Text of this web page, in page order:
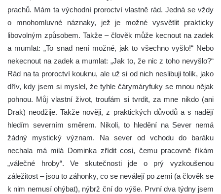
prachů. Mám ta východní proroctví vlastně rád. Jedná se vždy
o mnohomluvné náznaky, jež je možné vysvětlit prakticky
libovolným způsobem. Takže – člověk může kecnout na zadek
a mumlat: „To snad není možné, jak to všechno vyšlo!“ Nebo
nekecnout na zadek a mumlat: „Jak to, že nic z toho nevyšlo?“
Rád na ta proroctví kouknu, ale už si od nich neslibuji tolik, jako
dřív, kdy jsem si myslel, že tyhle čárymáryfuky se mnou nějak
pohnou. Můj vlastní život, troufám si tvrdit, za mne nikdo (ani
Drak) neodžije. Takže nověji, z praktických důvodů a s nadějí
hledím severním směrem. Nikoli, to hledění na Sever nemá
žádný mystický význam. Na sever od vchodu do baráku
nechala má milá Dominka zřídit cosi, čemu pracovně říkám
„válečné hroby“. Ve skutečnosti jde o prý vyzkoušenou
záležitost – jsou to záhonky, co se neválejí po zemi (a člověk se
k nim nemusí ohýbat), nýbrž ční do výše. První dva týdny jsem